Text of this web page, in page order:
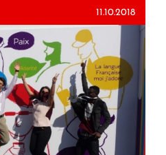
11.10.2018